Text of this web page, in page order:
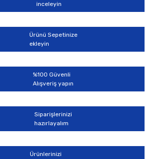
inceleyin
Ürünü Sepetinize
ekleyin
%100 Güvenli
Alışveriş yapın
Siparişlerinizi
hazırlayalım
Ürünlerinizi